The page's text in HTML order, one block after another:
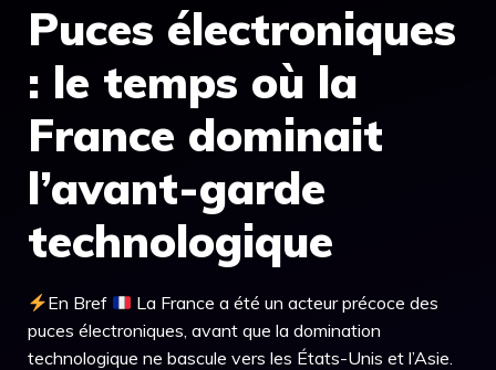
Puces électroniques
: le temps où la
France dominait
l’avant-garde
technologique
En Bref
La France a été un acteur précoce des
puces électroniques, avant que la domination
technologique ne bascule vers les États-Unis et l’Asie.